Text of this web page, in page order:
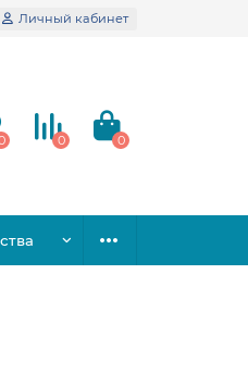
Личный кабинет
0 0